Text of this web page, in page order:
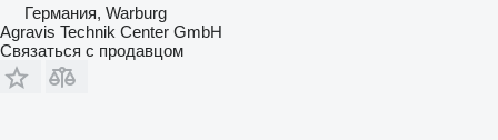
Германия, Warburg
Agravis Technik Center GmbH
Связаться с продавцом